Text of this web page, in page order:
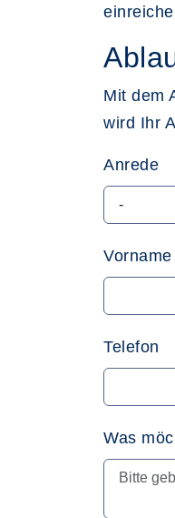
Mit dem
wird Ihr
Anrede
Vorname
Telefon
Was